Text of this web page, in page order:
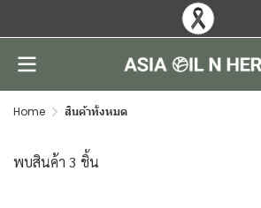
Home สินค้าทั้งหมด
พบสินค้า 3 ชิ้น